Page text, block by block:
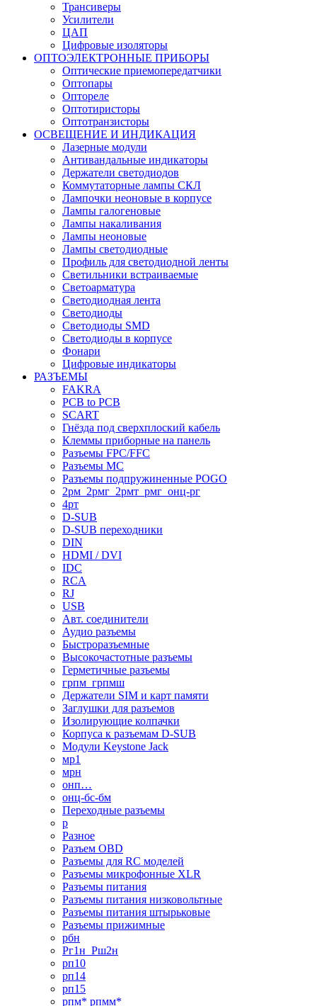
Трансиверы
Усилители
ЦАП
Цифровые изоляторы
ОПТОЭЛЕКТРОННЫЕ ПРИБОРЫ
Оптические приемопередатчики
Оптопары
Оптореле
Оптотиристоры
Оптотранзисторы
ОСВЕЩЕНИЕ И ИНДИКАЦИЯ
Лазерные модули
Антивандальные индикаторы
Держатели светодиодов
Коммутаторные лампы СКЛ
Лампочки неоновые в корпусе
Лампы галогеновые
Лампы накаливания
Лампы неоновые
Лампы светодиодные
Профиль для светодиодной ленты
Светильники встраиваемые
Светоарматура
Светодиодная лента
Светодиоды
Светодиоды SMD
Светодиоды в корпусе
Фонари
Цифровые индикаторы
РАЗЪЕМЫ
FAKRA
PCB to PCB
SCART
Гнёзда под сверхплоский кабель
Клеммы приборные на панель
Разъемы FPC/FFC
Разъемы MC
Разъемы подпружиненные POGO
2рм_2рмг_2рмт_рмг_онц-рг
4рт
D-SUB
D-SUB переходники
DIN
HDMI / DVI
IDC
RCA
RJ
USB
Авт. соединители
Аудио разъемы
Быстроразъемные
Высокочастотные разъемы
Герметичные разъемы
грпм_грпмш
Держатели SIM и карт памяти
Заглушки для разъемов
Изолирующие колпачки
Корпуса к разъемам D-SUB
Модули Keystone Jack
мр1
мрн
онп…
онц-бс-бм
Переходные разъемы
р
Разное
Разъем OBD
Разъемы для RC моделей
Разъемы микрофонные XLR
Разъемы питания
Разъемы питания низковольтные
Разъемы питания штырьковые
Разъемы прижимные
рбн
Рг1н_Рш2н
рп10
рп14
рп15
рпм* рпмм*